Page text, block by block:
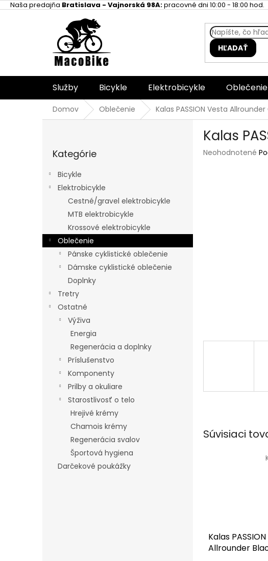
PrejsťNaša predajňa Bratislava - Vajnorská 98A:pracovné dni 10:00 - 18:00 hod.
HĽADAŤ
Služby Bicykle Elektrobicykle Oblečenie
Domov Oblečenie Kalas PASSION Vesta
kategórie
Kategórie
Bicykle
Elektrobicykle
Cestné/gravel elektrobicykle
MTB elektrobicykle
Krossové elektrobicykle
Oblečenie
Pánske cyklistické oblečenie
Dámske cyklistické oblečenie
Doplnky
Tretry
Ostatné
Výživa
Energia
Regenerácia a doplnky
Príslušenstvo
Komponenty
Prilby a okuliare
Starostlivosť o telo
Hrejivé krémy
Chamois krémy
Regenerácia svalov
Športová hygiena
Darčekové poukážky
Kalas
Priemerné
Neohodnotené
Súvisiaci
Kalas
Allrounder